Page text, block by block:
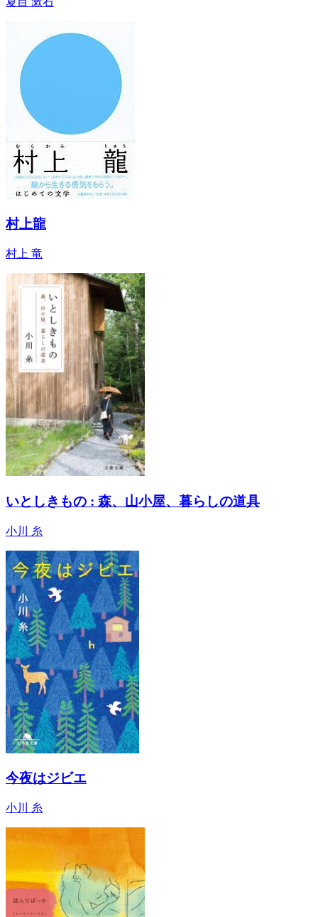
村上龍
村上 竜
いとしきもの : 森、山小屋、暮らしの道具
小川 糸
今夜はジビエ
小川 糸